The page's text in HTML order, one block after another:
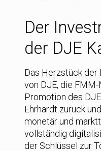
Der
der DJE
Das Herzstück
von DJE, die
Promotion des
Ehrhardt zurück
monetär und
vollständig
der Schlüssel zur